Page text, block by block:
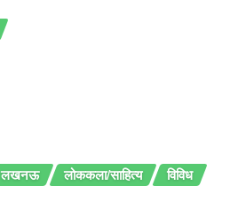
लखनऊ लोककला/साहित्य
विविध